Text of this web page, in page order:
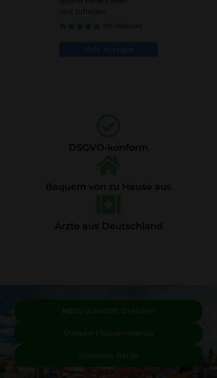
DSGVO-konform
Bequem von zu Hause aus
Ärzte aus Deutschland
NEU: Standort Dresden
Standort Hoyerswerda
Standort Berlin